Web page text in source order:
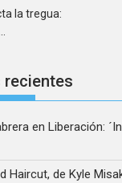
la tregua:
recientes
enLiberación:
Haircut, de Kyle